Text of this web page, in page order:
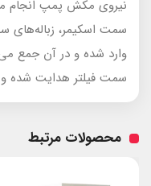
نیروی مکش پمپ انجام
سمت اسکیمر، زباله‌های
وارد شده و در آن جمع
سمت فیلتر هدایت شده
محصولات مرتبط